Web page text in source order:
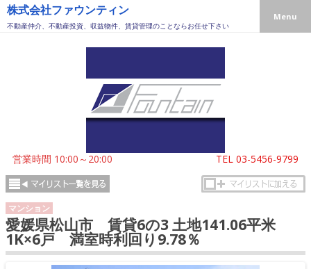
株式会社ファウンティン
不動産仲介、不動産投資、収益物件、賃貸管理のことならお任せ下さい
営業時間 10:00～20:00 TEL 03-5456-9799
Menu
マンション
愛媛県松山市 賃貸6の3 土地141.06平米
1K×6戸 満室時利回り9.78％